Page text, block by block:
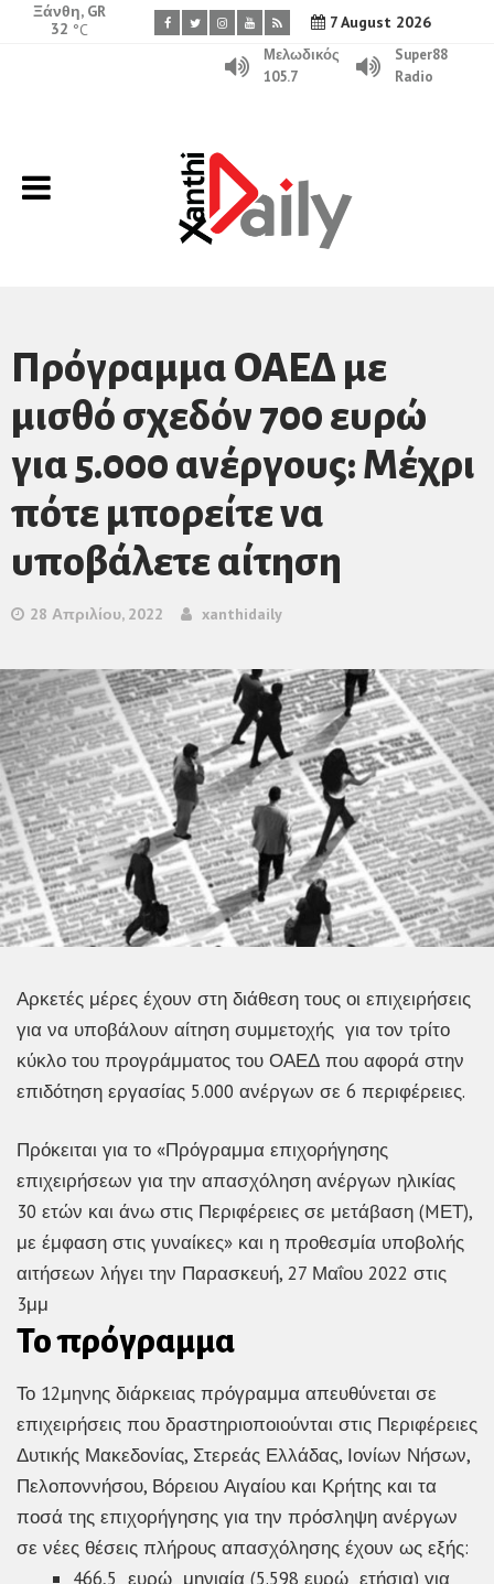
7 August 2026
Ξάνθη, GR
32 °C
Μελωδικός
105.7
Super88
Radio
Πρόγραμμα ΟΑΕΔ με
μισθό σχεδόν 700 ευρώ
για 5.000 ανέργους: Μέχρι
πότε μπορείτε να
υποβάλετε αίτηση
28 Απριλίου, 2022 xanthidaily
Αρκετές μέρες έχουν στη διάθεση τους οι επιχειρήσεις
για να υποβάλουν αίτηση συμμετοχής για τον τρίτο
κύκλο του προγράμματος του ΟΑΕΔ που αφορά στην
επιδότηση εργασίας 5.000 ανέργων σε 6 περιφέρειες.
Πρόκειται για το «Πρόγραμμα επιχορήγησης
επιχειρήσεων για την απασχόληση ανέργων ηλικίας
30 ετών και άνω στις Περιφέρειες σε μετάβαση (MΕΤ),
με έμφαση στις γυναίκες» και η προθεσμία υποβολής
αιτήσεων λήγει την Παρασκευή, 27 Μαΐου 2022 στις
3μμ
Το πρόγραμμα
Το 12μηνης διάρκειας πρόγραμμα απευθύνεται σε
επιχειρήσεις που δραστηριοποιούνται στις Περιφέρειες
Δυτικής Μακεδονίας, Στερεάς Ελλάδας, Ιονίων Νήσων,
Πελοποννήσου, Βόρειου Αιγαίου και Κρήτης και τα
ποσά της επιχορήγησης για την πρόσληψη ανέργων
σε νέες θέσεις πλήρους απασχόλησης έχουν ως εξής:
466,5 ευρώ μηνιαία (5.598 ευρώ ετήσια) για